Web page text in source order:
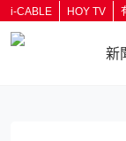
i-CABLE HOY TV
新